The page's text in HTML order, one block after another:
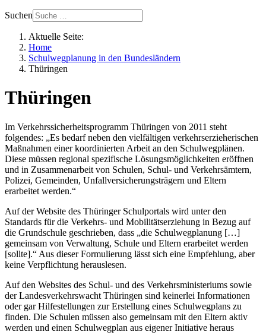
Suchen
Aktuelle Seite:
Home
Schulwegplanung in den Bundesländern
Thüringen
Thüringen
Im Verkehrssicherheitsprogramm Thüringen von 2011 steht
folgendes: „Es bedarf neben den vielfältigen verkehrserzieherischen
Maßnahmen einer koordinierten Arbeit an den Schulwegplänen.
Diese müssen regional spezifische Lösungsmöglichkeiten eröffnen
und in Zusammenarbeit von Schulen, Schul- und Verkehrsämtern,
Polizei, Gemeinden, Unfallversicherungsträgern und Eltern
erarbeitet werden.“
Auf der Website des Thüringer Schulportals wird unter den
Standards für die Verkehrs- und Mobilitätserziehung in Bezug auf
die Grundschule geschrieben, dass „die Schulwegplanung […]
gemeinsam von Verwaltung, Schule und Eltern erarbeitet werden
[sollte].“ Aus dieser Formulierung lässt sich eine Empfehlung, aber
keine Verpflichtung herauslesen.
Auf den Websites des Schul- und des Verkehrsministeriums sowie
der Landesverkehrswacht Thüringen sind keinerlei Informationen
oder gar Hilfestellungen zur Erstellung eines Schulwegplans zu
finden. Die Schulen müssen also gemeinsam mit den Eltern aktiv
werden und einen Schulwegplan aus eigener Initiative heraus